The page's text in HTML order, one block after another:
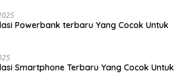
Powerbank terbaru Yang Cocok Untuk
Smartphone Terbaru Yang Cocok Untuk